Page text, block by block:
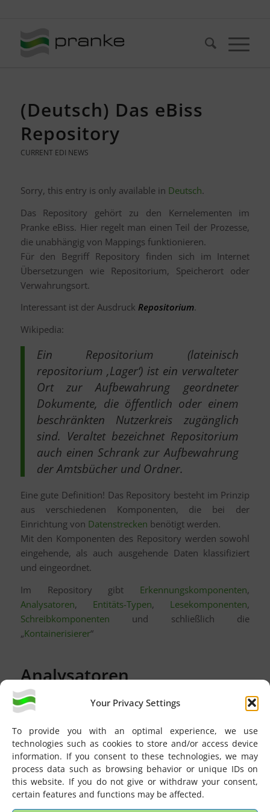
Your Privacy Settings
To provide you with an optimal experience, we use
technologies such as cookies to store and/or access device
information. If you consent to these technologies, we may
process data such as browsing behavior or unique IDs on
this website. If you do not give or withdraw your consent,
certain features and functions may be affected.
(Deutsch) Das eBiss
Repository
CURRENT EDI NEWS
Sorry, this entry is only available in Deutsch.
Das Repository gehört zu den Kernelementen im
Pranke eBiss. Hier regelt man einen Teil der Prozesse,
die unabhängig von Mappings funktionieren.
Für den Begriff Repository finden sich im Internet
Übersetzungen wie Repositorium, Speicherort oder
Verwahrungsort.
Interessant ist der Ausdruck Repositorium.
Wikipedia:
Ein Repositorium (lateinisch
repositorium ‚Lager‘) ist ein verwalteter
Ort zur Aufbewahrung geordneter
Dokumente, die öffentlich oder einem
beschränkten Nutzerkreis zugänglich
sind. Veraltet bezeichnet Repositorium
auch einen Schrank zur Aufbewahrung
der Amtsbücher und Ordner.
Eine gute Definition! Das Repository besteht im Prinzip
aus verschiedenen Komponenten, die bei der
Einrichtung von Datenstrecken benötigt werden.
Mit den Komponenten des Repository werden sowohl
eingehende, als auch ausgehende Daten klassifiziert
und eingeordnet.
Im Repository gibt Erkennungskomponenten,
Analysatoren, Entitäts-Typen, Lesekomponenten,
Schreibkomponenten und schließlich die
„Kontainerisierer“
Analysatoren
Nach der erfolgreichen Nachrichtenerkennung
kommen die Analysatoren ins Spiel. Ein wichtiger
Schritt im Workflow.
Anhand der im Repository hinterlegten Definitionen
werden die Entitäten untersucht (eine Entität ist ein
konkretes Objekt bzw. ein Dokument), es
unterscheidet sich eindeutig von anderen Entitäten des
gleichen Entitätstyps.